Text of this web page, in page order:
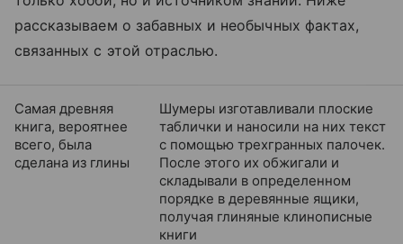
рассказываем о забавных и необычных фактах,
связанных с этой отраслью.
Самая древняя
книга, вероятнее
всего, была
сделана из глины
Шумеры изготавливали плоские
таблички и наносили на них текст
с помощью трехгранных палочек.
После этого их обжигали и
складывали в определенном
порядке в деревянные ящики,
получая глиняные клинописные
книги